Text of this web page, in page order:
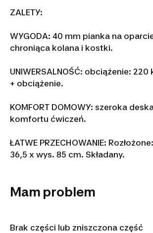
ZALETY:
WYGODA: 40 mm pianka na
chroniąca kolana i kostki.
UNIWERSALNOŚĆ: obciążenie:
+ obciążenie.
KOMFORT DOMOWY: szeroka
komfortu ćwiczeń.
ŁATWE PRZECHOWANIE:
36,5 x wys. 85 cm. Składany.
Mam problem
Brak części lub zniszczona część